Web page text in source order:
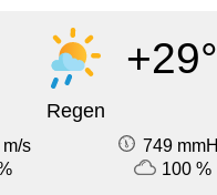
Regen
s
749
100 %